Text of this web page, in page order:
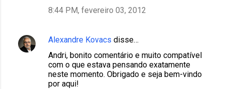
8:44 PM, fevereiro 03, 2012
Alexandre Kovacs disse…
Andri, bonito comentário e muito compatível
com o que estava pensando exatamente
neste momento. Obrigado e seja bem-vindo
por aqui!